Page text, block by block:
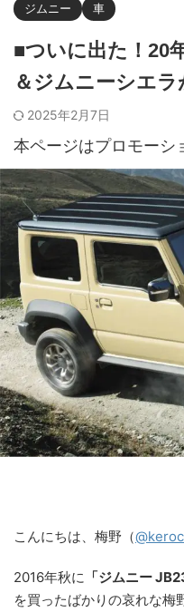
ジムニー 車
■ついに出た！20
＆ジムニーシエラ
2025年2月7日
本ページはプロモーシ
こんにちは、梅野（
2016年秋に 「ジムニー
を買ったばかりの哀れな梅